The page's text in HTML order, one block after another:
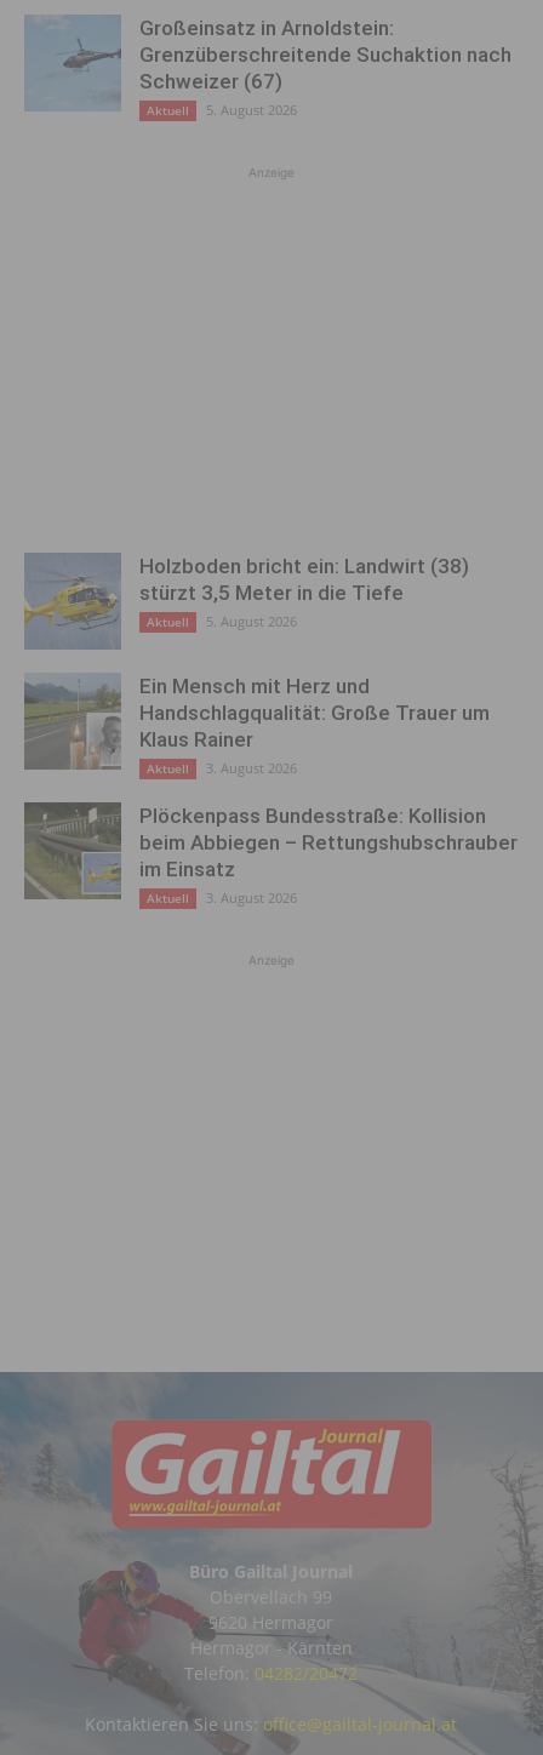
Großeinsatz in Arnoldstein:
Grenzüberschreitende Suchaktion nach
Schweizer (67)
Aktuell 5. August 2026
Anzeige
Holzboden bricht ein: Landwirt (38)
stürzt 3,5 Meter in die Tiefe
Aktuell 5. August 2026
Ein Mensch mit Herz und
Handschlagqualität: Große Trauer um
Klaus Rainer
Aktuell 3. August 2026
Plöckenpass Bundesstraße: Kollision
beim Abbiegen – Rettungshubschrauber
im Einsatz
Aktuell 3. August 2026
Anzeige
Büro Gailtal Journal
Obervellach 99
9620 Hermagor
Hermagor - Kärnten
Telefon: 04282/20472
Kontaktieren Sie uns: office@gailtal-journal.at